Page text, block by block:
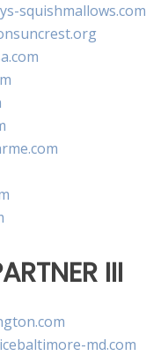
squishmallows.com
III
md.com